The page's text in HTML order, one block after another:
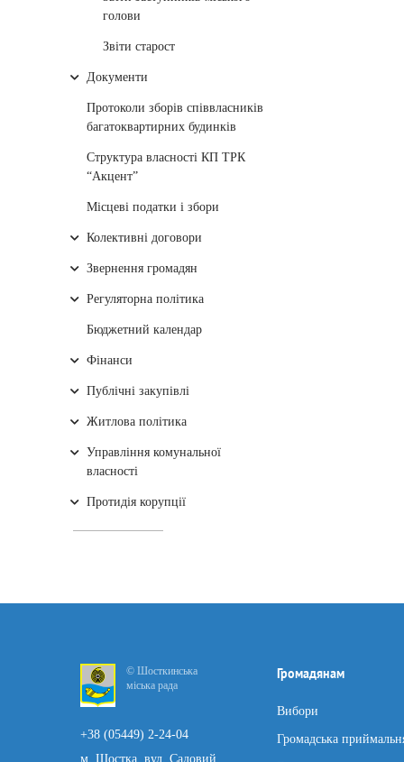
голови
Звіти старост
Документи
Протоколи зборів співвласників
багатоквартирних будинків
Структура власності КП ТРК
“Акцент”
Місцеві податки і збори
Колективні договори
Звернення громадян
Регуляторна політика
Бюджетний календар
Фінанси
Публічні закупівлі
Житлова політика
Управління комунальної
власності
Протидія корупції
© Шосткинська
міська рада
+38 (05449) 2-24-04
м. Шостка, вул. Садовий
Громадянам
Вибори
Громадська